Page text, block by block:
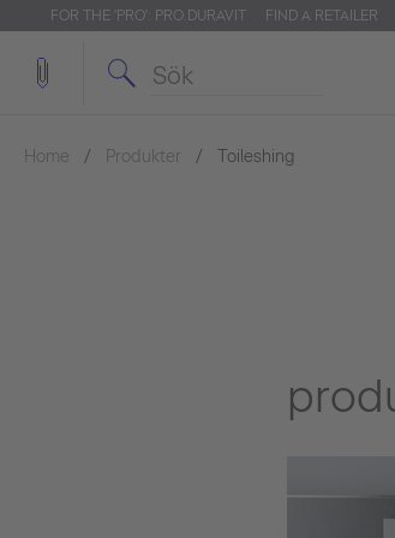
FOR THE 'PRO': PRO.DURAVIT FIND A RETAILER
Home Produkter Toileshing